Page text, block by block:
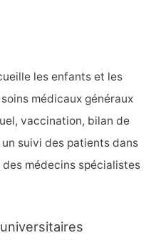
les enfants et les
médicaux généraux
vaccination, bilan de
suivi des patients dans
médecins spécialistes